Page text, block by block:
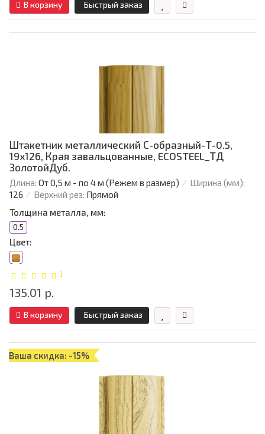
В корзину Быстрый заказ
Штакетник металлический С-образный-Т-0.5,
19х126, Края завальцованные, ECOSTEEL_ТД
ЗолотойДуб.
Длина: От 0,5 м - по 4 м (Режем в размер)
Ширина (мм):
126
Верхний рез: Прямой
Толщина металла, мм:
0.5
Цвет:
1
135.01 р.
В корзину Быстрый заказ
Ваша скидка: -15%